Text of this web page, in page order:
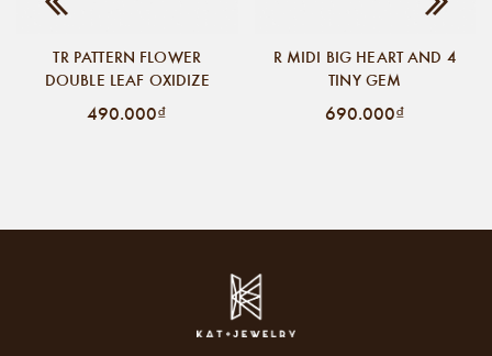
TR PATTERN FLOWER
DOUBLE LEAF OXIDIZE
490.000₫
R MIDI BIG HEART AND 4
TINY GEM
690.000₫